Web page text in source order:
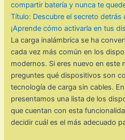
compartir batería y nunca te
Título: Descubre el secreto detrás
¡Aprende cómo activarla en tus
La carga inalámbrica se ha
cada vez más común en los
modernos. Si eres nuevo en este
preguntes qué dispositivos son
tecnología de carga sin cables.
presentamos una lista de los
que cuentan con esta
decidir cuál es el más adecuado